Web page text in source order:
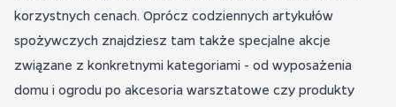
korzystnych cenach. Oprócz codziennych artykułów
spożywczych znajdziesz tam także specjalne akcje
związane z konkretnymi kategoriami - od wyposażenia
domu i ogrodu po akcesoria warsztatowe czy produkty